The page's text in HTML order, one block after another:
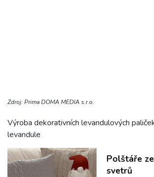
Zdroj: Prima DOMA MEDIA s.r.o.
Výroba dekorativních levandulových
levandule
Polštáře
svetrů